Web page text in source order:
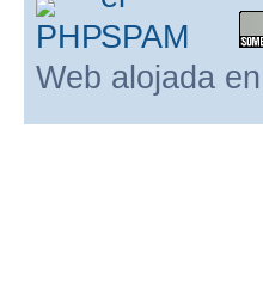
Web alojada en